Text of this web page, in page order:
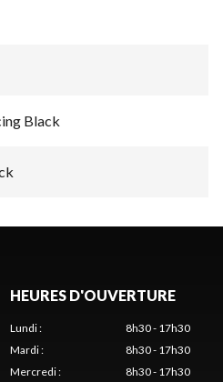
Black
HEURES D'OUVERTURE
Lundi:
8h30 - 17h30
Mardi:
8h30 - 17h30
Mercredi:
8h30 - 17h30